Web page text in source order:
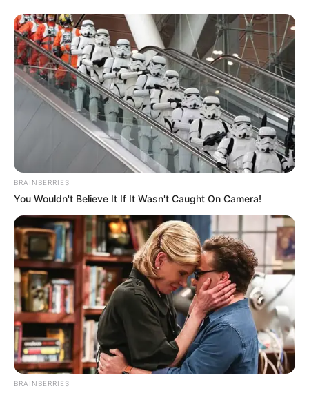
BRAINBERRIES
You Wouldn't Believe It If It Wasn't Caught On Camera!
BRAINBERRIES